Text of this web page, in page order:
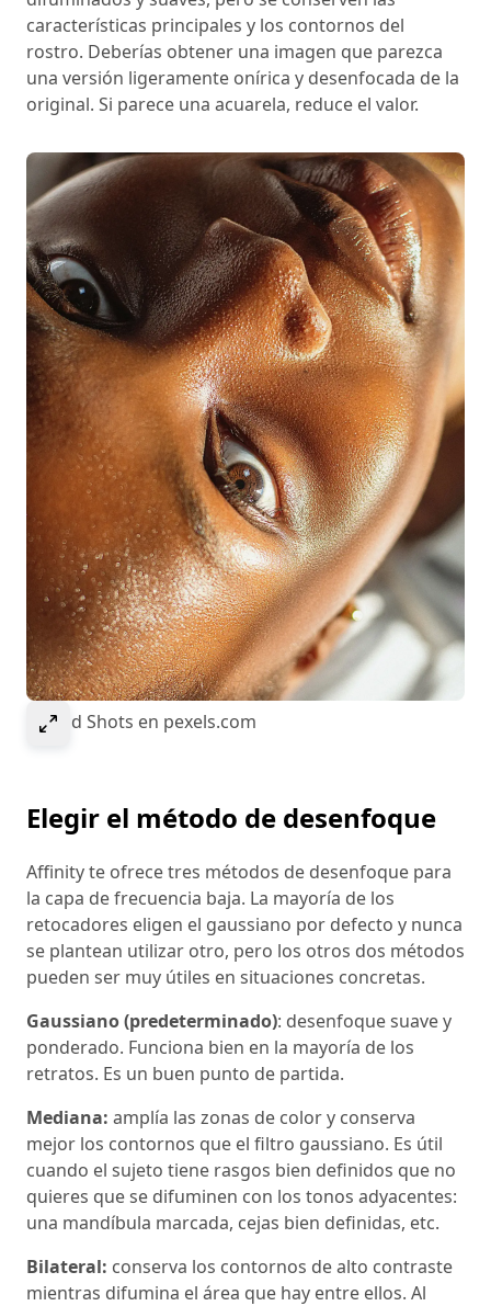
características principales y los contornos del
rostro. Deberías obtener una imagen que parezca
una versión ligeramente onírica y desenfocada de la
original. Si parece una acuarela, reduce el valor.
Select to expand image
© Kold Shots en pexels.com
Elegir el método de desenfoque
Affinity te ofrece tres métodos de desenfoque para
la capa de frecuencia baja. La mayoría de los
retocadores eligen el gaussiano por defecto y nunca
se plantean utilizar otro, pero los otros dos métodos
pueden ser muy útiles en situaciones concretas.
Gaussiano (predeterminado): desenfoque suave y
ponderado. Funciona bien en la mayoría de los
retratos. Es un buen punto de partida.
Mediana: amplía las zonas de color y conserva
mejor los contornos que el filtro gaussiano. Es útil
cuando el sujeto tiene rasgos bien definidos que no
quieres que se difuminen con los tonos adyacentes:
una mandíbula marcada, cejas bien definidas, etc.
Bilateral: conserva los contornos de alto contraste
mientras difumina el área que hay entre ellos. Al